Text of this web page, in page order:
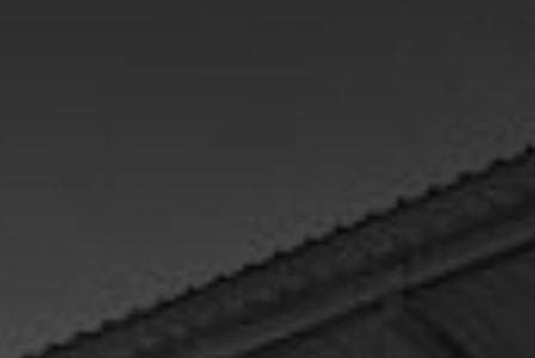
info@draagarmstellingen-nederland.nl